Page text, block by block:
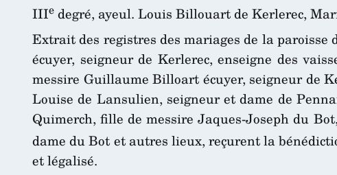
IIIe degré, ayeul. Louis Billouart de Kerlerec,
Extrait des registres des mariages de la
écuyer, seigneur de Kerlerec, enseigne des
messire Guillaume Billoart écuyer, seigneur de
Louise de Lansulien, seigneur et dame de
Quimerch, fille de messire Jaques-Joseph du
dame du Bot et autres lieux, reçurent la
et légalisé.